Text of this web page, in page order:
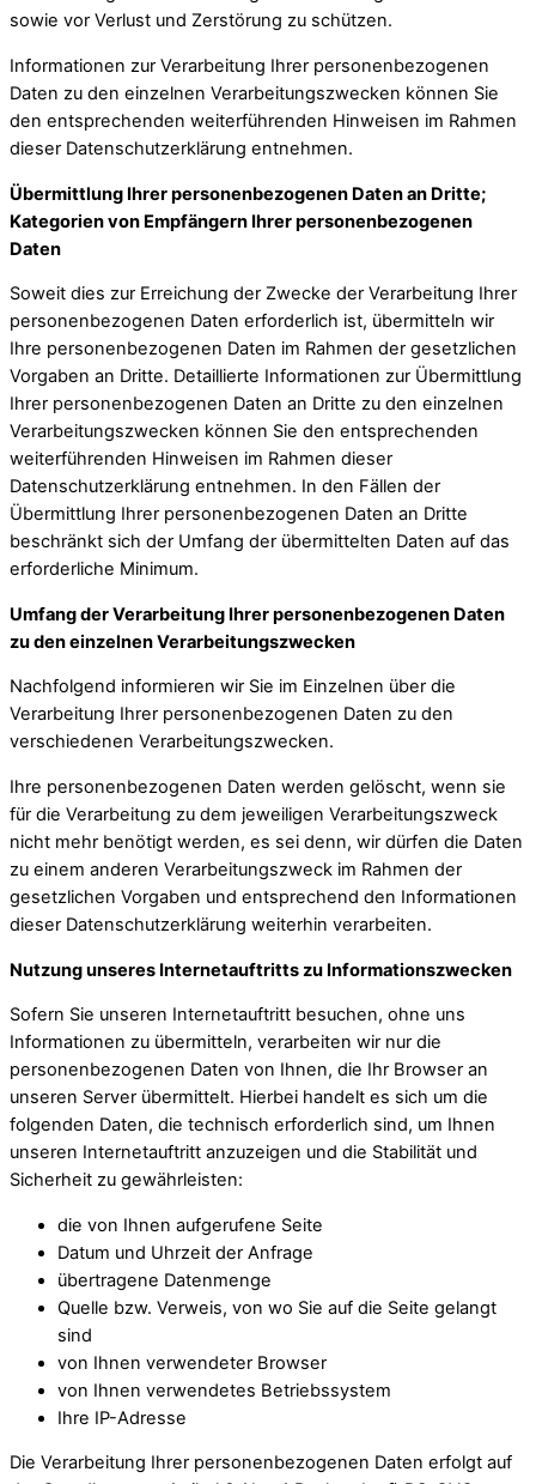
sowie vor Verlust und Zerstörung zu schützen.
Informationen zur Verarbeitung Ihrer personenbezogenen
Daten zu den einzelnen Verarbeitungszwecken können Sie
den entsprechenden weiterführenden Hinweisen im Rahmen
dieser Datenschutzerklärung entnehmen.
Übermittlung Ihrer personenbezogenen Daten an Dritte;
Kategorien von Empfängern Ihrer personenbezogenen
Daten
Soweit dies zur Erreichung der Zwecke der Verarbeitung Ihrer
personenbezogenen Daten erforderlich ist, übermitteln wir
Ihre personenbezogenen Daten im Rahmen der gesetzlichen
Vorgaben an Dritte. Detaillierte Informationen zur Übermittlung
Ihrer personenbezogenen Daten an Dritte zu den einzelnen
Verarbeitungszwecken können Sie den entsprechenden
weiterführenden Hinweisen im Rahmen dieser
Datenschutzerklärung entnehmen. In den Fällen der
Übermittlung Ihrer personenbezogenen Daten an Dritte
beschränkt sich der Umfang der übermittelten Daten auf das
erforderliche Minimum.
Umfang der Verarbeitung Ihrer personenbezogenen Daten
zu den einzelnen Verarbeitungszwecken
Nachfolgend informieren wir Sie im Einzelnen über die
Verarbeitung Ihrer personenbezogenen Daten zu den
verschiedenen Verarbeitungszwecken.
Ihre personenbezogenen Daten werden gelöscht, wenn sie
für die Verarbeitung zu dem jeweiligen Verarbeitungszweck
nicht mehr benötigt werden, es sei denn, wir dürfen die Daten
zu einem anderen Verarbeitungszweck im Rahmen der
gesetzlichen Vorgaben und entsprechend den Informationen
dieser Datenschutzerklärung weiterhin verarbeiten.
Nutzung unseres Internetauftritts zu Informationszwecken
Sofern Sie unseren Internetauftritt besuchen, ohne uns
Informationen zu übermitteln, verarbeiten wir nur die
personenbezogenen Daten von Ihnen, die Ihr Browser an
unseren Server übermittelt. Hierbei handelt es sich um die
folgenden Daten, die technisch erforderlich sind, um Ihnen
unseren Internetauftritt anzuzeigen und die Stabilität und
Sicherheit zu gewährleisten:
die von Ihnen aufgerufene Seite
Datum und Uhrzeit der Anfrage
übertragene Datenmenge
Quelle bzw. Verweis, von wo Sie auf die Seite gelangt
sind
von Ihnen verwendeter Browser
von Ihnen verwendetes Betriebssystem
Ihre IP-Adresse
Die Verarbeitung Ihrer personenbezogenen Daten erfolgt auf